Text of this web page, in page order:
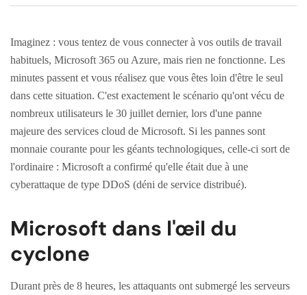
Imaginez : vous tentez de vous connecter à vos outils de travail
habituels, Microsoft 365 ou Azure, mais rien ne fonctionne. Les
minutes passent et vous réalisez que vous êtes loin d'être le seul
dans cette situation. C'est exactement le scénario qu'ont vécu de
nombreux utilisateurs le 30 juillet dernier, lors d'une panne
majeure des services cloud de Microsoft. Si les pannes sont
monnaie courante pour les géants technologiques, celle-ci sort de
l'ordinaire : Microsoft a confirmé qu'elle était due à une
cyberattaque de type DDoS (déni de service distribué).
Microsoft dans l'œil du
cyclone
Durant près de 8 heures, les attaquants ont submergé les serveurs